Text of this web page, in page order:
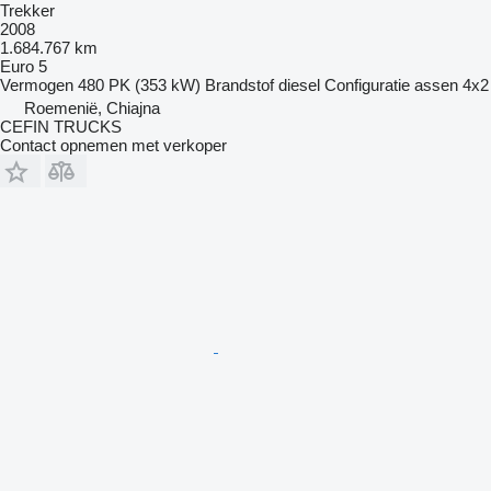
Trekker
2008
1.684.767 km
Euro 5
Vermogen 480 PK (353 kW) Brandstof diesel Configuratie assen 4x2
Roemenië, Chiajna
CEFIN TRUCKS
Contact opnemen met verkoper